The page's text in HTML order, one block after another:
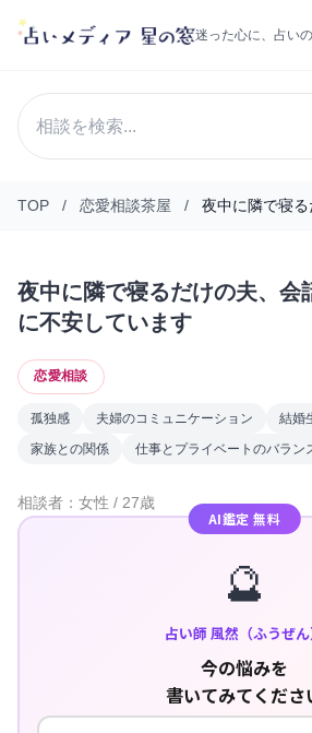
迷った心に、占いの
TOP / 恋愛相談茶屋 / 夜中に隣で寝る
夜中に隣で寝るだけの夫、会
に不安しています
恋愛相談
孤独感 夫婦のコミュニケーション
結婚
家族との関係
仕事とプライベートのバラン
相談者：女性 / 27歳
AI鑑定 無料
🔮
占い師 風然（ふうぜん
今の悩みを
書いてみてくださ